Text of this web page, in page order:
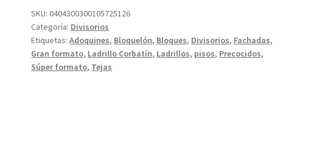
SKU:0404300300105725126
Categoría: Divisorios
Etiquetas:Adoquines, Bloquelón, Bloques, Divisorios, Fachadas,
Gran formato, Ladrillo Corbatín, Ladrillos, pisos, Precocidos,
Súper formato, Tejas